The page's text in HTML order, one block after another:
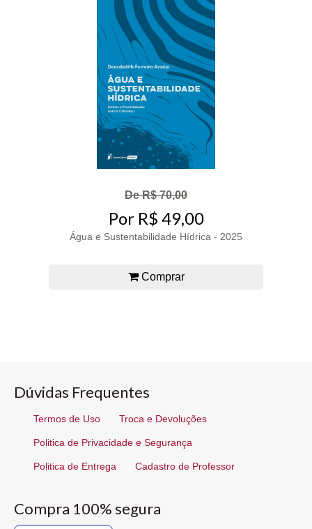
De R$ 70,00
Por R$ 49,00
Água e Sustentabilidade Hídrica - 2025
Comprar
Dúvidas Frequentes
Termos de Uso Troca e Devoluções
Politica de Privacidade e Segurança
Politica de Entrega Cadastro de Professor
Compra 100% segura